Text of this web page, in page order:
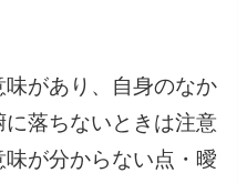
があり、自身のなか
落ちないときは注意
が分からない点・曖